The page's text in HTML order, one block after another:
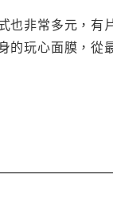
也非常多元，有
玩心面膜，從